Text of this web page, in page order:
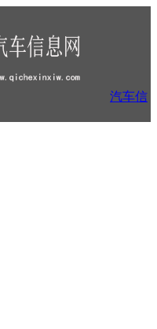
汽车信